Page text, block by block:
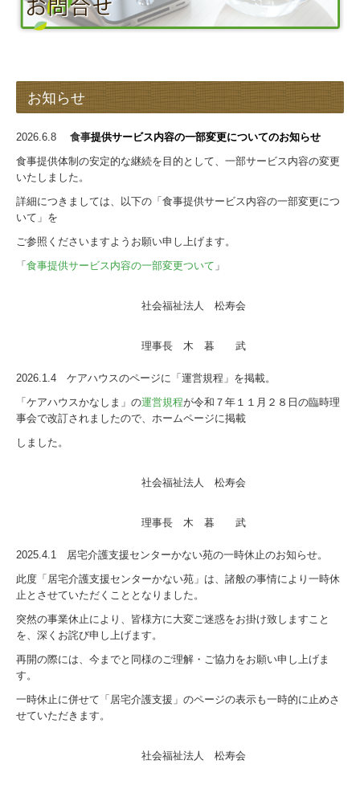
お知らせ
2026.6.8 食事提供サービス内容の一部変更についてのお知らせ
食事提供体制の安定的な継続を目的として、一部サービス内容の変更
いたしました。
詳細につきましては、以下の「食事提供サービス内容の一部変更につ
いて」を
ご参照くださいますようお願い申し上げます。
「 食事提供サービス内容の一部変更ついて 」
社会福祉法人 松寿会
理事長 木 暮 武
2026.1.4 ケアハウスのページに「運営規程」を掲載。
「ケアハウスかなしま」の運営規程が令和７年１１月２８日の臨時理
事会で改訂されましたので、ホームページに掲載
しました。
社会福祉法人 松寿会
理事長 木 暮 武
2025.4.1 居宅介護支援センターかない苑の一時休止のお知らせ。
此度「居宅介護支援センターかない苑」は、諸般の事情により一時休
止とさせていただくこととなりました。
突然の事業休止により、皆様方に大変ご迷惑をお掛け致しますこと
を、深くお詫び申し上げます。
再開の際には、今までと同様のご理解・ご協力をお願い申し上げま
す。
一時休止に併せて「居宅介護支援」のページの表示も一時的に止めさ
せていただきます。
社会福祉法人 松寿会